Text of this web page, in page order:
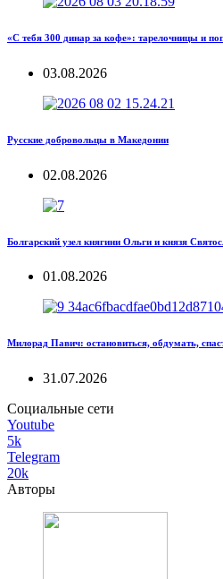
«С тебя 300 динар за кофе»: тарелочницы и
03.08.2026
Русские добровольцы в Македонии
02.08.2026
Болгарский узел княгини Ольги и князя
01.08.2026
Милорад Павич: остановиться, обдумать,
31.07.2026
Социальные сети
Youtube
5k
Telegram
20k
Авторы